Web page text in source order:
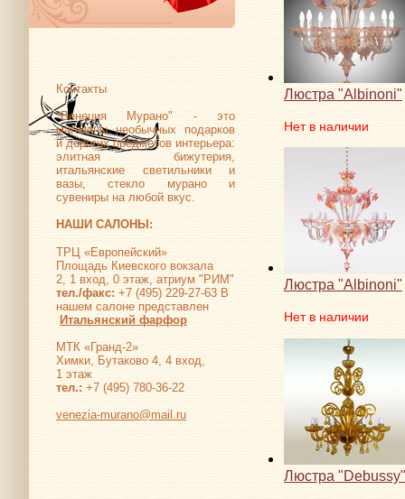
Контакты
"Венеция Мурано" - это
магазины необычных подарков
и дорогих предметов интерьера:
элитная бижутерия,
итальянские светильники и
вазы, стекло мурано и
сувениры на любой вкус.
НАШИ САЛОНЫ:
ТРЦ «Европейский»
Площадь Киевского вокзала
2, 1 вход, 0 этаж, атриум "РИМ"
тел./факс: +7 (495) 229-27-63 В
нашем салоне представлен
Итальянский фарфор
МТК «Гранд-2»
Химки, Бутаково 4, 4 вход,
1 этаж
тел.: +7 (495) 780-36-22
venezia-murano@mail.ru
Люстра "Albinoni"
Нет в наличии
Люстра "Albinoni"
Нет в наличии
Люстра "Debussy"